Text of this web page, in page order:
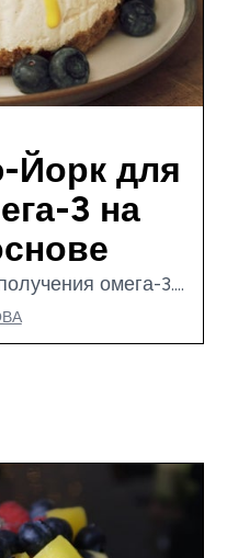
Йорк для
3 на
омега-3....